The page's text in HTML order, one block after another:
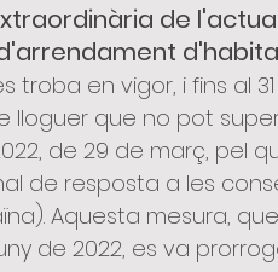
de
troba en vigor, i fins al
lloguer que no pot
de 29 de març, pel
de resposta a les
Aquesta mesura,
de 2022, es va